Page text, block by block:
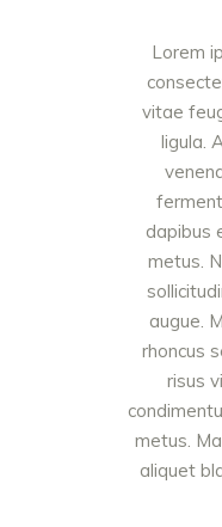
Lorem
vitae
ligula.
dapibus
metus.
augue.
rhoncus
risus
metus.
aliquet